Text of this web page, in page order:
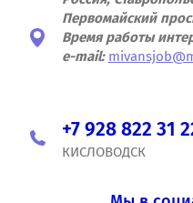
Первомайский
Время работы
e-mail:
+7 928 822 31
КИСЛОВОДСК